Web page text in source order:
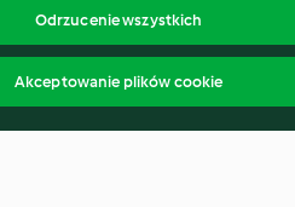
Odrzucenie wszystkich
Akceptowanie plików cookie